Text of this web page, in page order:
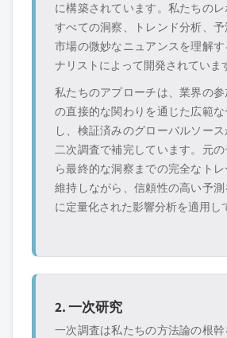
に構築されています。私たちの
すべての洞察、トレンド分析、
市場の微妙なニュアンスを理解
ナリストによって開発されていま
私たちのアプローチは、業界の
の直接的な関わりを通じた広範
し、検証済みのグローバルソー
二次調査で補完しています。元
ら最終的な洞察までの完全なト
維持しながら、信頼性の高い予
に定量化された影響分析を適用し
2. 一次研究
一次調査は私たちの方法論の根